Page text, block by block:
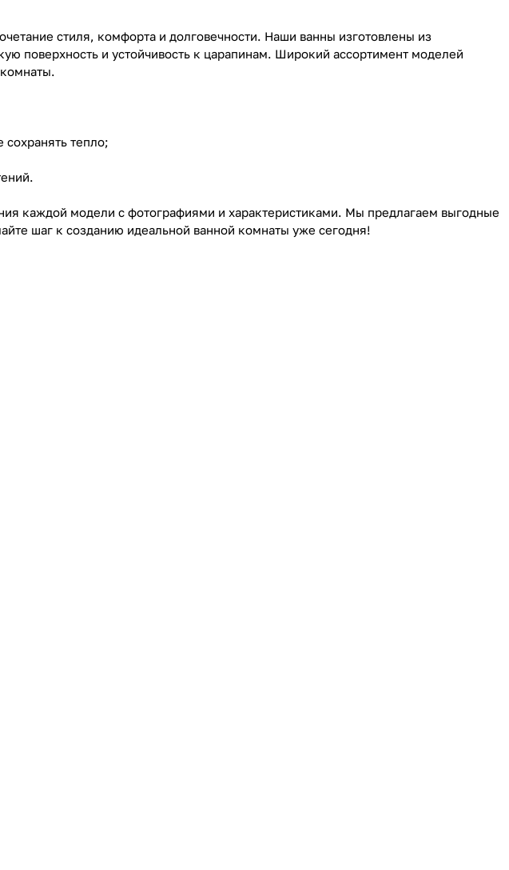
стиля, комфорта и долговечности. Наши ванны изготовлены из
поверхность и устойчивость к царапинам. Широкий ассортимент моделей
тепло;
каждой модели с фотографиями и характеристиками. Мы предлагаем выгодные
шаг к созданию идеальной ванной комнаты уже сегодня!